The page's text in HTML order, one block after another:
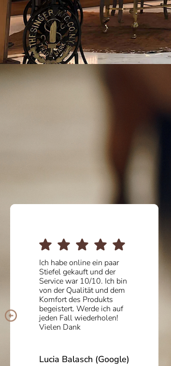
Ich habe online ein paar
Stiefel gekauft und der
Service war 10/10. Ich bin
von der Qualität und dem
Komfort des Produkts
begeistert. Werde ich auf
jeden Fall wiederholen!
Vielen Dank
Lucia Balasch (Google)